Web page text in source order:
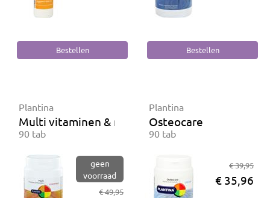
Plantina
Multi vitaminen & mineralen
90 tab
geen
voorraad
€ 49,95
Plantina
Osteocare
90 tab
€ 39,95
€ 35,96